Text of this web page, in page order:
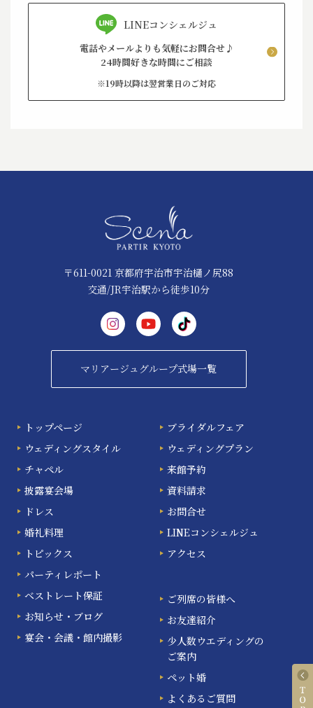
LINEコンシェルジュ
電話やメールよりも気軽にお問合せ♪
24時間好きな時間にご相談
※19時以降は翌営業日のご対応
〒611-0021 京都府宇治市宇治樋ノ尻88
交通/JR宇治駅から徒歩10分
マリアージュグループ式場一覧
トップページ
ウェディングスタイル
チャペル
披露宴会場
ドレス
婚礼料理
トピックス
パーティレポート
ベストレート保証
お知らせ・ブログ
宴会・会議・館内撮影
ブライダルフェア
ウェディングプラン
来館予約
資料請求
お問合せ
LINEコンシェルジュ
アクセス
ご列席の皆様へ
お友達紹介
少人数ウエディングの
ご案内
ペット婚
よくあるご質問